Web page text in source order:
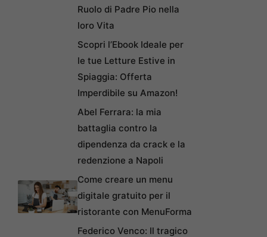
Ruolo di Padre Pio nella
loro Vita
Scopri l’Ebook Ideale per
le tue Letture Estive in
Spiaggia: Offerta
Imperdibile su Amazon!
Abel Ferrara: la mia
battaglia contro la
dipendenza da crack e la
redenzione a Napoli
Come creare un menu
digitale gratuito per il
ristorante con MenuForma
Federico Venco: Il tragico